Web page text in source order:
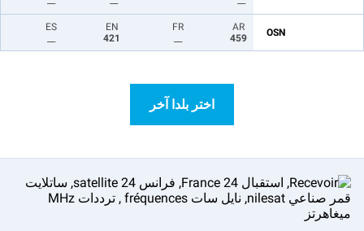
OSN
AR
459
FR
EN
421
ES
اختر بلدا آخر